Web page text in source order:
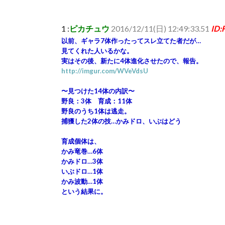
1 : ピカチュウ 2016/12/11(日) 12:49:33.51
以前、ギャラ7体作ったってスレ立てた者だが…
見てくれた人いるかな。
実はその後、新たに4体進化させたので、報告。
http://imgur.com/WVeVdsU
〜見つけた14体の内訳〜
野良：3体 育成：11体
野良のうち1体は逃走。
捕獲した2体の技…かみドロ、いぶはどう
育成個体は、
かみ竜巻…6体
かみドロ…3体
いぶドロ…1体
かみ波動…1体
という結果に。